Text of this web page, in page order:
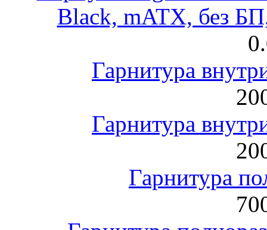
Black, mATX, без
Гарнитура
Гарнитура
Гарнитура